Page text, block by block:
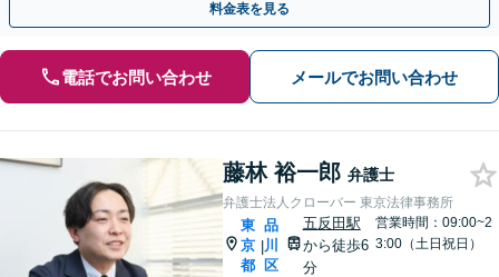
料金表を見る
電話でお問い合わせ メールでお問い合わせ
藤林 裕一郎 弁護士
弁護士法人クローバー 東京法律事務所
東
京
都
|
品
川
区
五反田駅
から徒歩6
分
営業時間：09:00~2
3:00（土日祝日）